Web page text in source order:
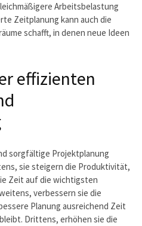
Arbeitsbelastung
Zeitplanung kann auch die
schafft, in denen neue Ideen
effizienten
sorgfältige Projektplanung
sie steigern die Produktivität,
Zeit auf die wichtigsten
verbessern sie die
Planung ausreichend Zeit
Drittens, erhöhen sie die